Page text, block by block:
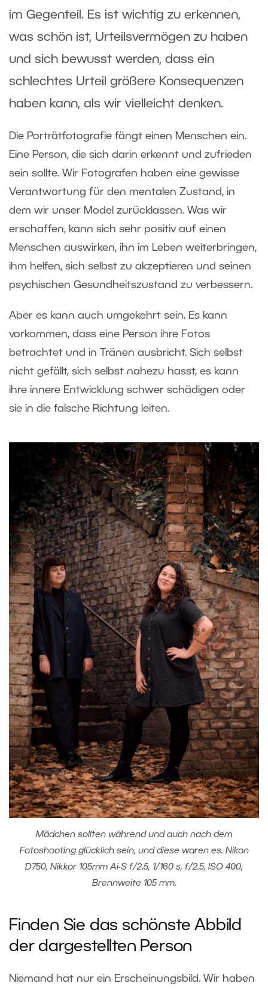
im Gegenteil. Es ist wichtig zu erkennen,
was schön ist, Urteilsvermögen zu haben
und sich bewusst werden, dass ein
schlechtes Urteil größere Konsequenzen
haben kann, als wir vielleicht denken.
Die Porträtfotografie fängt einen Menschen ein.
Eine Person, die sich darin erkennt und zufrieden
sein sollte. Wir Fotografen haben eine gewisse
Verantwortung für den mentalen Zustand, in
dem wir unser Model zurücklassen. Was wir
erschaffen, kann sich sehr positiv auf einen
Menschen auswirken, ihn im Leben weiterbringen,
ihm helfen, sich selbst zu akzeptieren und seinen
psychischen Gesundheitszustand zu verbessern.
Aber es kann auch umgekehrt sein. Es kann
vorkommen, dass eine Person ihre Fotos
betrachtet und in Tränen ausbricht. Sich selbst
nicht gefällt, sich selbst nahezu hasst, es kann
ihre innere Entwicklung schwer schädigen oder
sie in die falsche Richtung leiten.
Mädchen sollten während und auch nach dem
Fotoshooting glücklich sein, und diese waren es. Nikon
D750, Nikkor 105mm Ai-S f/2.5, 1/160 s, f/2.5, ISO 400,
Brennweite 105 mm.
Finden Sie das schönste Abbild
der dargestellten Person
Niemand hat nur ein Erscheinungsbild. Wir haben